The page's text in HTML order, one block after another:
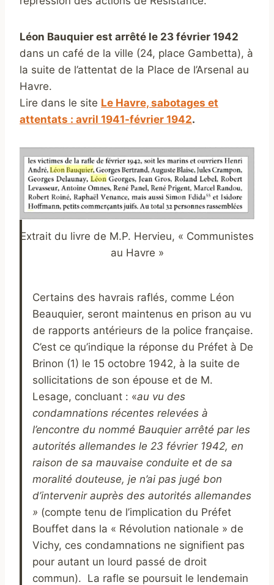
Léon Bauquier est arrêté le 23 février 1942
dans un café de la ville (24, place Gambetta), à
la suite de l’attentat de la Place de l’Arsenal au
Havre.
Lire dans le site Le Havre, sabotages et
attentats : avril 1941-février 1942.
Extrait du livre de M.P. Hervieu, « Communistes
au Havre »
Certains des havrais raflés, comme Léon
Beauquier, seront maintenus en prison au vu
de rapports antérieurs de la police française.
C’est ce qu’indique la réponse du Préfet à De
Brinon (1) le 15 octobre 1942, à la suite de
sollicitations de son épouse et de M.
Lesage, concluant : «au vu des
condamnations récentes relevées à
l’encontre du nommé Bauquier arrêté par les
autorités allemandes le 23 février 1942, en
raison de sa mauvaise conduite et de sa
moralité douteuse, je n’ai pas jugé bon
d’intervenir auprès des autorités allemandes
» (compte tenu de l’implication du Préfet
Bouffet dans la « Révolution nationale » de
Vichy, ces condamnations ne signifient pas
pour autant un lourd passé de droit
commun). La rafle se poursuit le lendemain